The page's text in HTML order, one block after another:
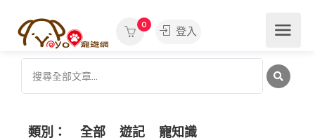
0
登入
類別： 全部 遊記 寵知識